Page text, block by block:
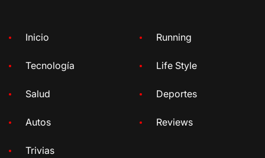
Inicio Running
Tecnología Life Style
Salud Deportes
Autos Reviews
Trivias